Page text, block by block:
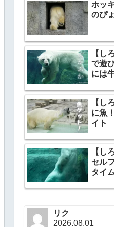
ホッ
のぴ
【し
で遊
には
【し
に魚
イト
【し
セル
タイ
リク
2026.08.01